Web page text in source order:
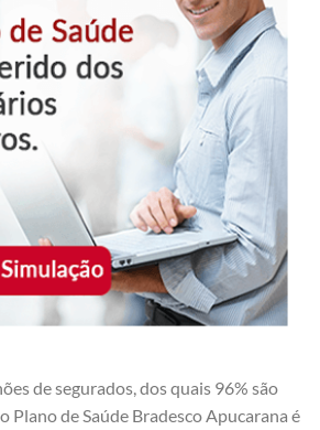
de segurados, dos quais 96% são
Plano de Saúde Bradesco Apucarana é